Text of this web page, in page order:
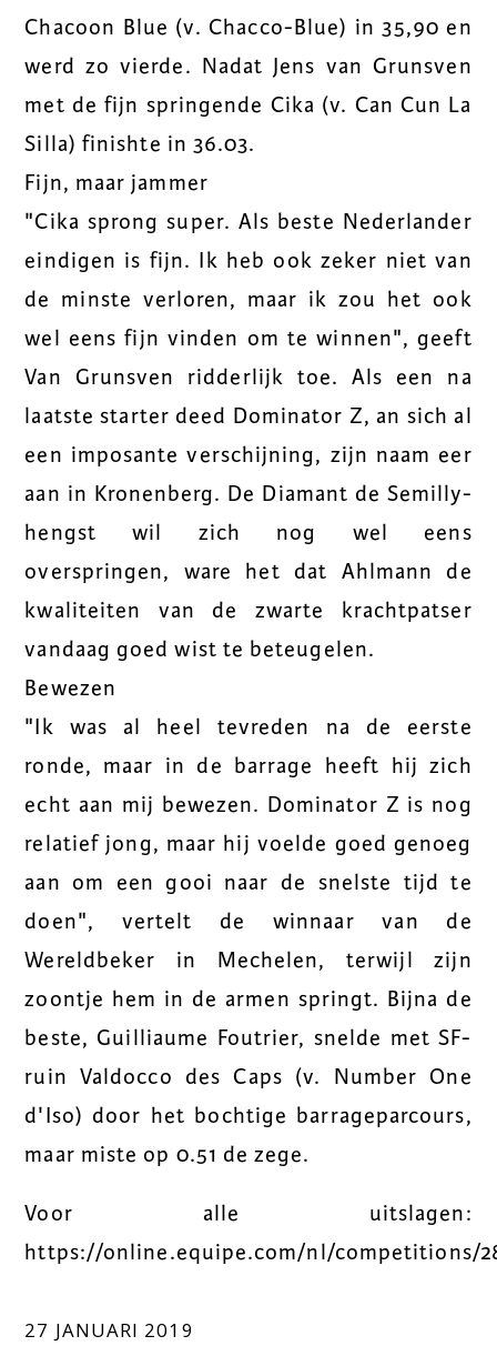
Chacoon Blue (v. Chacco-Blue) in 35,90 en
werd zo vierde. Nadat Jens van Grunsven
met de fijn springende Cika (v. Can Cun La
Silla) finishte in 36.03.
Fijn, maar jammer
"Cika sprong super. Als beste Nederlander
eindigen is fijn. Ik heb ook zeker niet van
de minste verloren, maar ik zou het ook
wel eens fijn vinden om te winnen", geeft
Van Grunsven ridderlijk toe. Als een na
laatste starter deed Dominator Z, an sich al
een imposante verschijning, zijn naam eer
aan in Kronenberg. De Diamant de Semilly-
hengst wil zich nog wel eens
overspringen, ware het dat Ahlmann de
kwaliteiten van de zwarte krachtpatser
vandaag goed wist te beteugelen.
Bewezen
"Ik was al heel tevreden na de eerste
ronde, maar in de barrage heeft hij zich
echt aan mij bewezen. Dominator Z is nog
relatief jong, maar hij voelde goed genoeg
aan om een gooi naar de snelste tijd te
doen", vertelt de winnaar van de
Wereldbeker in Mechelen, terwijl zijn
zoontje hem in de armen springt. Bijna de
beste, Guilliaume Foutrier, snelde met SF-
ruin Valdocco des Caps (v. Number One
d'Iso) door het bochtige barrageparcours,
maar miste op 0.51 de zege.
Voor alle uitslagen:
https://online.equipe.com/nl/competitions/
27 JANUARI 2019